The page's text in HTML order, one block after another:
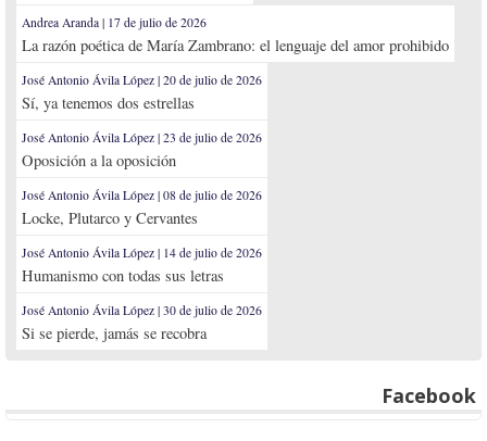
Andrea Aranda | 17 de julio de 2026
La razón poética de María Zambrano: el lenguaje del amor prohibido
José Antonio Ávila López | 20 de julio de 2026
Sí, ya tenemos dos estrellas
José Antonio Ávila López | 23 de julio de 2026
Oposición a la oposición
José Antonio Ávila López | 08 de julio de 2026
Locke, Plutarco y Cervantes
José Antonio Ávila López | 14 de julio de 2026
Humanismo con todas sus letras
José Antonio Ávila López | 30 de julio de 2026
Si se pierde, jamás se recobra
Facebook